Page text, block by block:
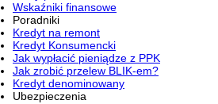
Wskaźniki finansowe
Poradniki
Kredyt na remont
Kredyt Konsumencki
Jak wypłacić pieniądze z PPK
Jak zrobić przelew BLIK-em?
Kredyt denominowany
Ubezpieczenia